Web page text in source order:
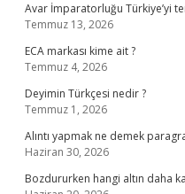
Avar İmparatorluğu Türkiye’yi
Temmuz 13, 2026
ECA markası kime ait ?
Temmuz 4, 2026
Deyimin Türkçesi nedir ?
Temmuz 1, 2026
Alıntı yapmak ne demek
Haziran 30, 2026
Bozdururken hangi altın daha